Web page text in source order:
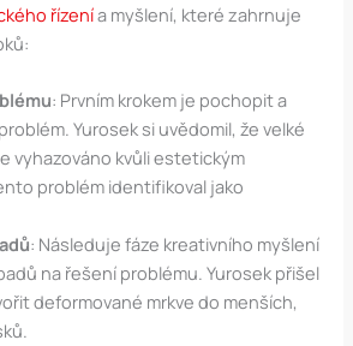
řízenía myšlení, které zahrnuje
: Prvním krokem je pochopit a
Yurosek si uvědomil, že velké
vyhazováno kvůli estetickým
problém identifikoval jako
: Následuje fáze kreativního myšlení
na řešení problému. Yurosek přišel
deformované mrkve do menších,